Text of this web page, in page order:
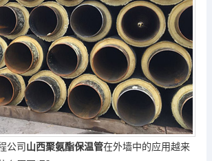
公司山西聚氨酯保温管在外墙中的应用越来